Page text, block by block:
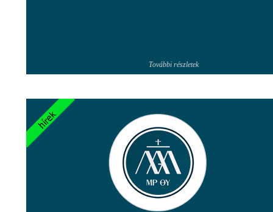
További részletek